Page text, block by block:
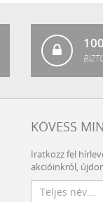
KÖVESS
Iratkozz fel
akcióinkról,